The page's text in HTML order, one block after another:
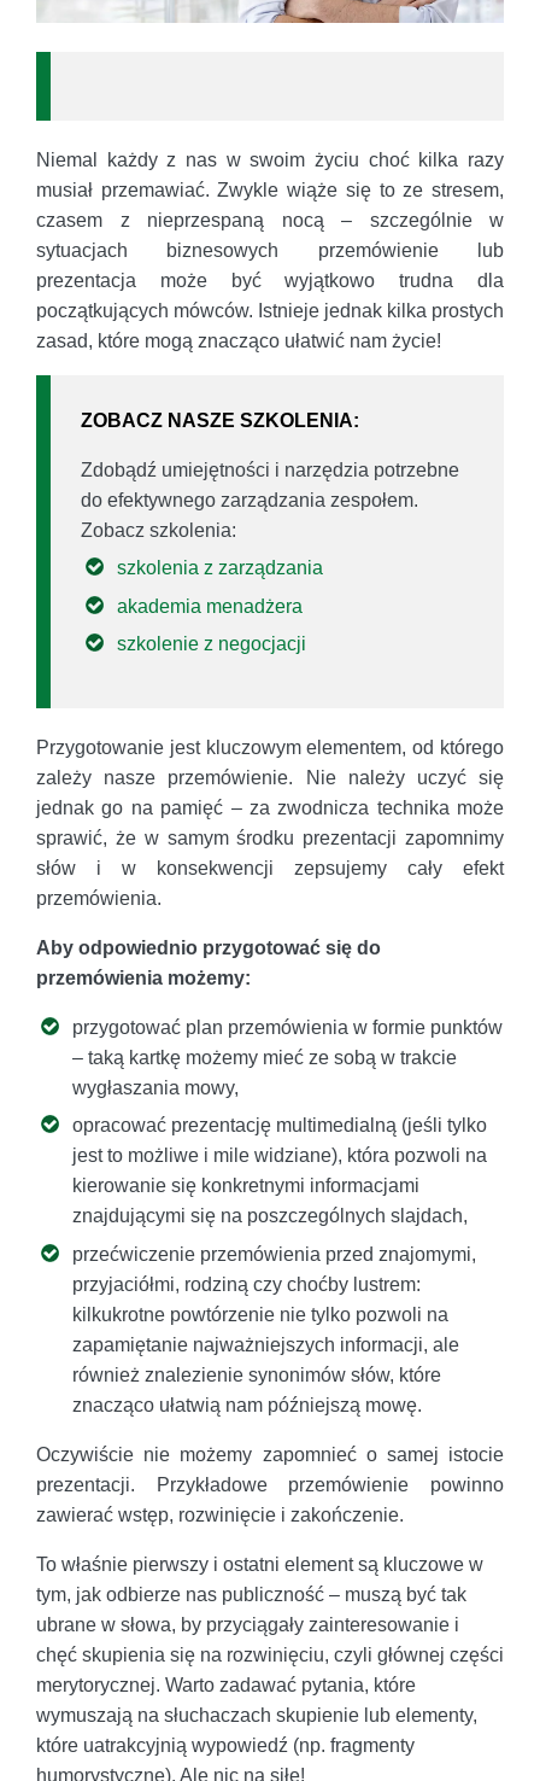
Niemal każdy z nas w swoim życiu choć kilka razy
musiał przemawiać. Zwykle wiąże się to ze stresem,
czasem z nieprzespaną nocą – szczególnie w
sytuacjach biznesowych przemówienie lub
prezentacja może być wyjątkowo trudna dla
początkujących mówców. Istnieje jednak kilka prostych
zasad, które mogą znacząco ułatwić nam życie!
ZOBACZ NASZE SZKOLENIA:
Zdobądź umiejętności i narzędzia potrzebne
do efektywnego zarządzania zespołem.
Zobacz szkolenia:
szkolenia z zarządzania
akademia menadżera
szkolenie z negocjacji
Przygotowanie jest kluczowym elementem, od którego
zależy nasze przemówienie. Nie należy uczyć się
jednak go na pamięć – za zwodnicza technika może
sprawić, że w samym środku prezentacji zapomnimy
słów i w konsekwencji zepsujemy cały efekt
przemówienia.
Aby odpowiednio przygotować się do
przemówienia możemy:
przygotować plan przemówienia w formie punktów
– taką kartkę możemy mieć ze sobą w trakcie
wygłaszania mowy,
opracować prezentację multimedialną (jeśli tylko
jest to możliwe i mile widziane), która pozwoli na
kierowanie się konkretnymi informacjami
znajdującymi się na poszczególnych slajdach,
przećwiczenie przemówienia przed znajomymi,
przyjaciółmi, rodziną czy choćby lustrem:
kilkukrotne powtórzenie nie tylko pozwoli na
zapamiętanie najważniejszych informacji, ale
również znalezienie synonimów słów, które
znacząco ułatwią nam późniejszą mowę.
Oczywiście nie możemy zapomnieć o samej istocie
prezentacji. Przykładowe przemówienie powinno
zawierać wstęp, rozwinięcie i zakończenie.
To właśnie pierwszy i ostatni element są kluczowe w
tym, jak odbierze nas publiczność – muszą być tak
ubrane w słowa, by przyciągały zainteresowanie i
chęć skupienia się na rozwinięciu, czyli głównej części
merytorycznej. Warto zadawać pytania, które
wymuszają na słuchaczach skupienie lub elementy,
które uatrakcyjnią wypowiedź (np. fragmenty
humorystyczne). Ale nic na siłę!